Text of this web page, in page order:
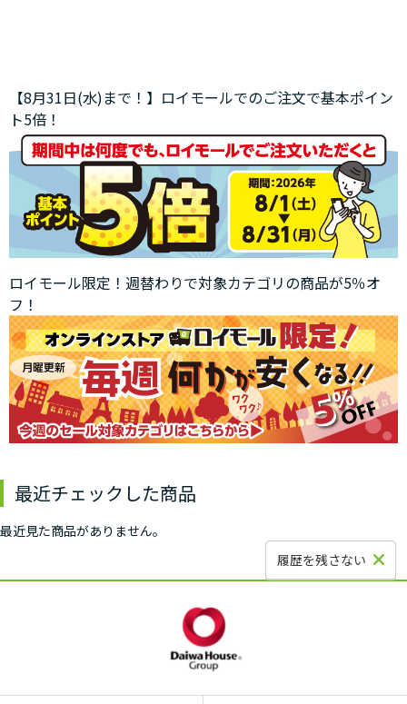
【8月31日(水)まで！】ロイモールでのご注文で基本ポイン
ト5倍！
ロイモール限定！週替わりで対象カテゴリの商品が5％オ
フ！
最近チェックした商品
最近見た商品がありません。
履歴を残さない